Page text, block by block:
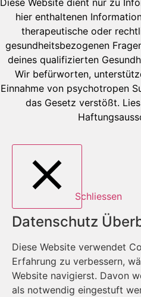
Diese Website dient nur zu
hier enthaltenen
therapeutische oder
gesundheitsbezogenen
deines qualifizierten
Wir befürworten,
Einnahme von psychotropen
das Gesetz verstößt.
Schliessen
Datenschutz
Diese Website verwendet
Erfahrung zu verbessern,
Website navigierst. Davon
als notwendig eingestuft